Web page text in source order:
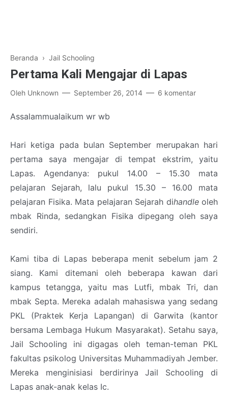
Beranda › Jail Schooling
Pertama Kali Mengajar di Lapas
Oleh Unknown September 26, 2014 6 komentar
Assalammualaikum wr wb
Hari ketiga pada bulan September merupakan hari
pertama saya mengajar di tempat ekstrim, yaitu
Lapas. Agendanya: pukul 14.00 – 15.30 mata
pelajaran Sejarah, lalu pukul 15.30 – 16.00 mata
pelajaran Fisika. Mata pelajaran Sejarah dihandleoleh
mbak Rinda, sedangkan Fisika dipegang oleh saya
sendiri.
Kami tiba di Lapas beberapa menit sebelum jam 2
siang. Kami ditemani oleh beberapa kawan dari
kampus tetangga, yaitu mas Lutfi, mbak Tri, dan
mbak Septa. Mereka adalah mahasiswa yang sedang
PKL (Praktek Kerja Lapangan) di Garwita (kantor
bersama Lembaga Hukum Masyarakat). Setahu saya,
Jail Schooling ini digagas oleh teman-teman PKL
fakultas psikolog Universitas Muhammadiyah Jember.
Mereka menginisiasi berdirinya Jail Schooling di
Lapas anak-anak kelas Ic.